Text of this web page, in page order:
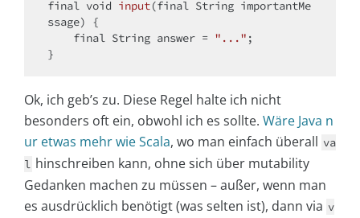
final void input(final String importantMe
ssage)
{
final String answer = "..." ;
Ok, ich geb’s zu. Diese Regel halte ich nicht
besonders oft ein, obwohl ich es sollte. Wäre Java n
ur etwas mehr wie Scala, wo man einfach überall va
l hinschreiben kann, ohne sich über mutability
Gedanken machen zu müssen – außer, wenn man
es ausdrücklich benötigt (was selten ist), dann via v